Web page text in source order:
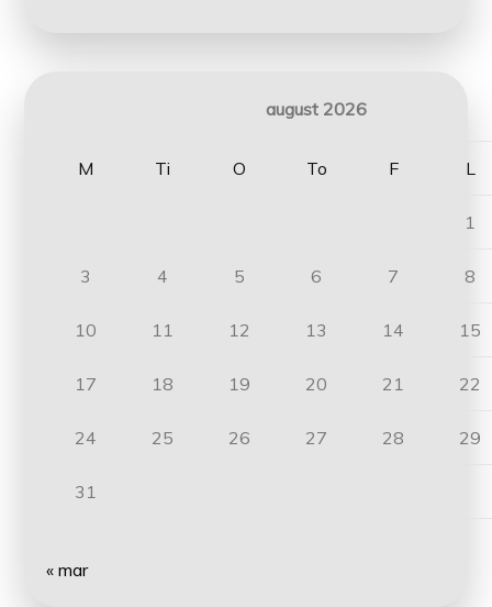
august 2026
M Ti O To F L
1
3 4 5 6 7 8
10 11 12 13 14 15
17 18 19 20 21 22
24 25 26 27 28 29
31
« mar